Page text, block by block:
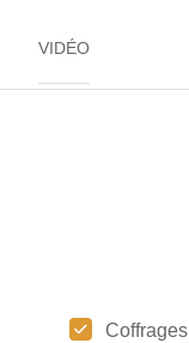
VIDÉO
Coffrages